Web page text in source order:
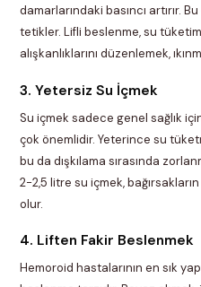
damarlarındaki basıncı artırır.
tetikler. Lifli beslenme, su
alışkanlıklarını düzenlemek,
3. Yetersiz Su İçmek
Su içmek sadece genel sağlık
çok önemlidir. Yeterince su
bu da dışkılama sırasında
2-2,5 litre su içmek,
olur.
4. Liften Fakir Beslenmek
Hemoroid hastalarının en sık